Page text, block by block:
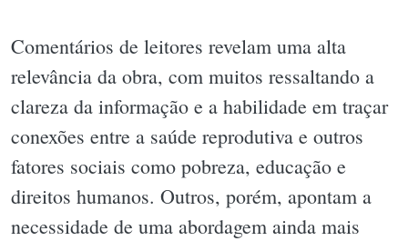
Comentários de leitores revelam uma alta
relevância da obra, com muitos ressaltando a
clareza da informação e a habilidade em traçar
conexões entre a saúde reprodutiva e outros
fatores sociais como pobreza, educação e
direitos humanos. Outros, porém, apontam a
necessidade de uma abordagem ainda mais